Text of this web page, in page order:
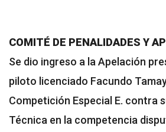
COMITÉ DE PENALIDADES Y
Se dio ingreso a la Apelación
piloto licenciado Facundo
Competición Especial E. contra
Técnica en la competencia